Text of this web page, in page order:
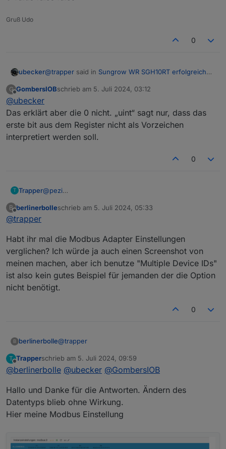
Gruß Udo
0
ubecker@trapper said in Sungrow WR SGH10RT erfolgreich
uint32sw 2 1 0 value false false
da ist was falsch, muss heissen
13007 Load power Wirkleistung gesamt Wint32sw
0 value false false
G
Offline
GombersIOBschrieb am 5. Juli 2024, 03:12
zuletzt editiert von
@ubecker
Das erklärt aber die 0 nicht. „uint“ sagt nur, dass das
erste bit aus dem Register nicht als Vorzeichen
interpretiert werden soll.
0
T Trapper@pezi
das haut bei mir nicht hin, siehe Bild. Register 13007
Registereinstellung falsch? Hier ist 13007:
_address name description unit type len factor offset
1 0 value false false
B
Offline
berlinerbolleschrieb am 5. Juli 2024, 05:33
zuletzt editiert von
@trapper
Habt ihr mal die Modbus Adapter Einstellungen
verglichen? Ich würde ja auch einen Screenshot von
meinen machen, aber ich benutze "Multiple Device IDs"
ist also kein gutes Beispiel für jemanden der die Option
nicht benötigt.
0
B berlinerbolle@trapper
Habt ihr mal die Modbus Adapter Einstellungen
verglichen? Ich würde ja auch einen Screenshot
Device IDs" ist also kein gutes Beispiel für
jemanden der die Option nicht benötigt.
T
Offline
Trapperschrieb am 5. Juli 2024, 09:59
zuletzt editiert von
@berlinerbolle @ubecker @GombersIOB
Hallo und Danke für die Antworten. Ändern des
Datentyps blieb ohne Wirkung.
Hier meine Modbus Einstellung